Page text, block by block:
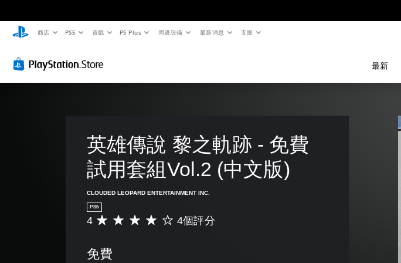
商店 PS5 遊戲 PS Plus 周邊設備 最新消息 支援
最新
英雄傳說 黎之軌跡 - 免費
試用套組Vol.2 (中文版)
CLOUDED LEOPARD ENTERTAINMENT INC.
PS5
平
分
4 4個評分
免費